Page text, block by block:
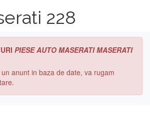
228
PIESE AUTO MASERATI MASERATI
anunt in baza de date, va rugam